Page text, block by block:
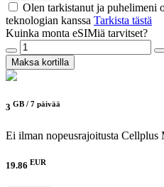
Olen tarkistanut ja puhelimeni
teknologian kanssa Tarkista tästä
Kuinka monta eSIMiä tarvitset?
Maksa kortilla
3 GB / 7 päivää
Ei ilman nopeusrajoitusta Cellplus
19.86 EUR